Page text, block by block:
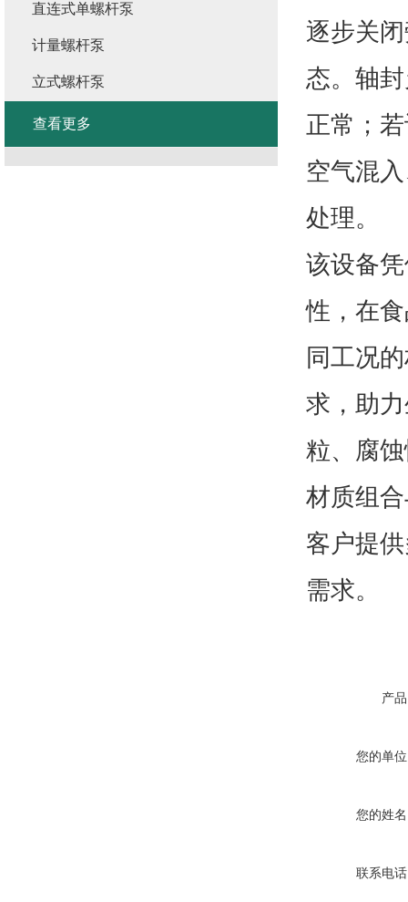
逐步关
态。轴
正常；
空气混
处理。
该设备
性，在
同工况
求，助
粒、腐
材质组
客户提
需求。
产
您的单
您的姓
联系电
直连式单螺杆泵
计量螺杆泵
立式螺杆泵
查看更多